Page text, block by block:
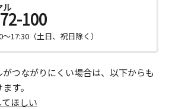
ル
100
～17:30（土日、祝日除く）
つながりにくい場合は、以下からも
す。
ほしい